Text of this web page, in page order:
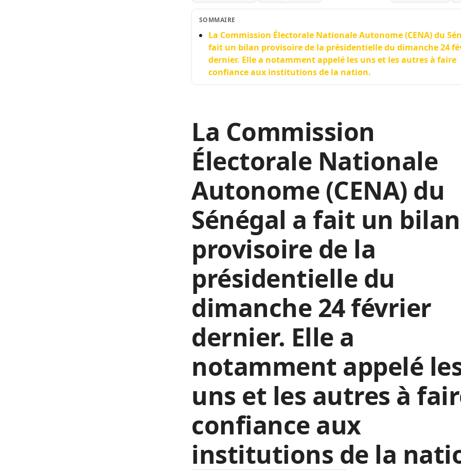
SOMMAIRE
La Commission Électorale Nationale Autonome (CENA) du
fait un bilan provisoire de la présidentielle du dimanche 24
dernier. Elle a notamment appelé les uns et les autres à faire
confiance aux institutions de la nation.
La Commission
Électorale Nationale
Autonome (CENA) du
Sénégal a fait un bilan
provisoire de la
présidentielle du
dimanche 24 février
dernier. Elle a
notamment appelé
uns et les autres à
confiance aux
institutions de la